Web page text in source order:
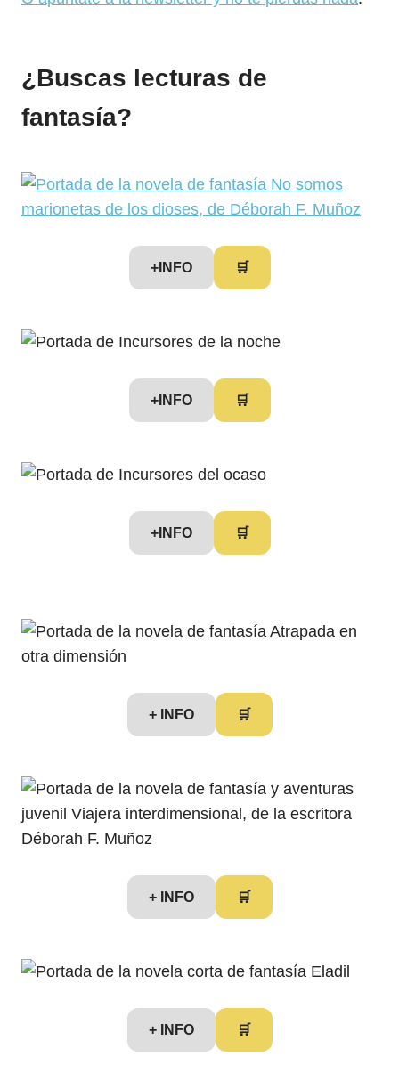
¿Buscas lecturas de
fantasía?
+INFO 🛒
+INFO 🛒
+INFO 🛒
+ INFO 🛒
+ INFO 🛒
+ INFO 🛒